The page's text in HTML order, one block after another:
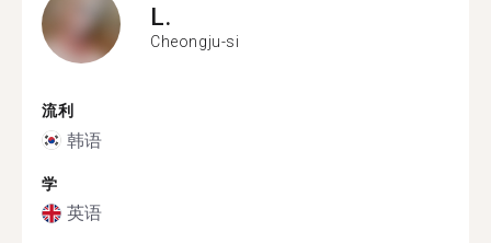
L.
Cheongju-si
流利
韩语
学
英语